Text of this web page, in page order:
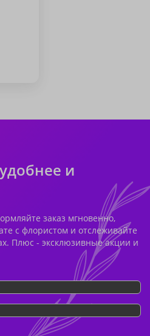
и
заказ мгновенно,
с флористом и отслеживайте
Плюс - эксклюзивные акции и